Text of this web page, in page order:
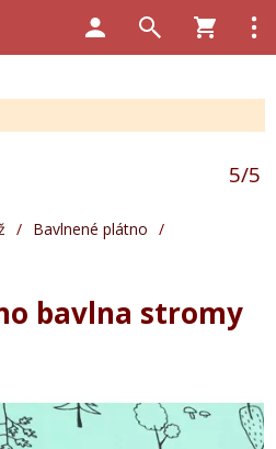
5/5
/ Bavlnené plátno /
bavlna stromy